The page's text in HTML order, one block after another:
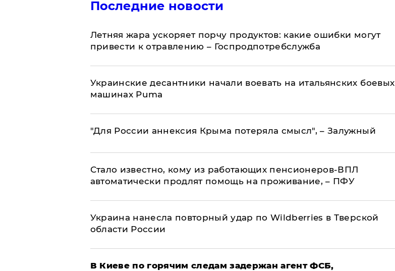
Последние новости
Летняя жара ускоряет порчу продуктов: какие ошибки могут
привести к отравлению – Госпродпотребслужба
Украинские десантники начали воевать на итальянских боевых
машинах Puma
"Для России аннексия Крыма потеряла смысл", – Залужный
Стало известно, кому из работающих пенсионеров-ВПЛ
автоматически продлят помощь на проживание, – ПФУ
Украина нанесла повторный удар по Wildberries в Тверской
области России
В Киеве по горячим следам задержан агент ФСБ,